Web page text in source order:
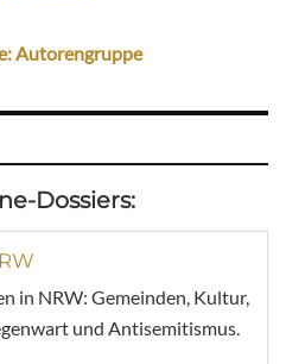
Autorengruppe
Dossiers:
in NRW: Gemeinden, Kultur,
und Antisemitismus.